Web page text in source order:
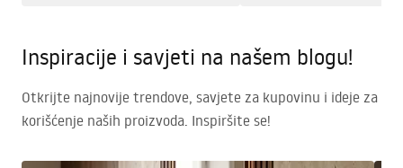
Inspiracije i savjeti na našem blogu!
Otkrijte najnovije trendove, savjete za kupovinu i ideje za
korišćenje naših proizvoda. Inspiršite se!